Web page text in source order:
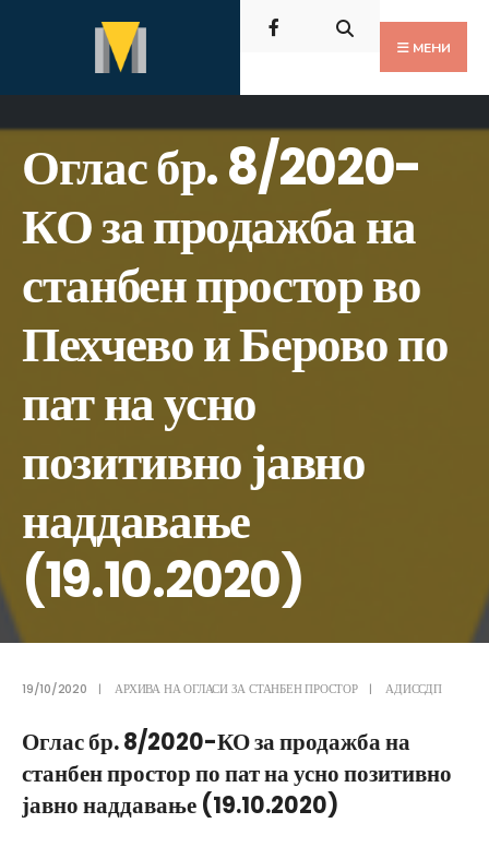
содржината
МЕНИ
Оглас бр. 8/2020-
КО за продажба на
станбен простор во
Пехчево и Берово по
пат на усно
позитивно јавно
наддавање
(19.10.2020)
19/10/2020 | АРХИВА НА ОГЛАСИ ЗА СТАНБЕН ПРОСТОР | АДИССДП
Оглас бр. 8/2020-КО за продажба на
станбен простор по пат на усно позитивно
јавно наддавање (19.10.2020)